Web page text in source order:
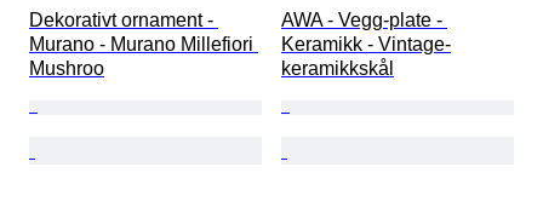
Dekorativt ornament -
Murano - Murano Millefiori
Mushroo
AWA - Vegg-plate -
Keramikk - Vintage-
keramikkskål